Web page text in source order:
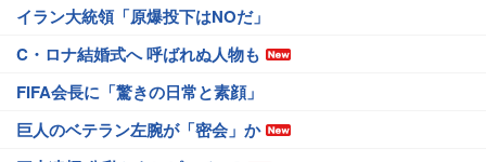
イラン大統領「原爆投下はNOだ」
C・ロナ結婚式へ 呼ばれぬ人物も
FIFA会長に「驚きの日常と素顔」
巨人のベテラン左腕が「密会」か